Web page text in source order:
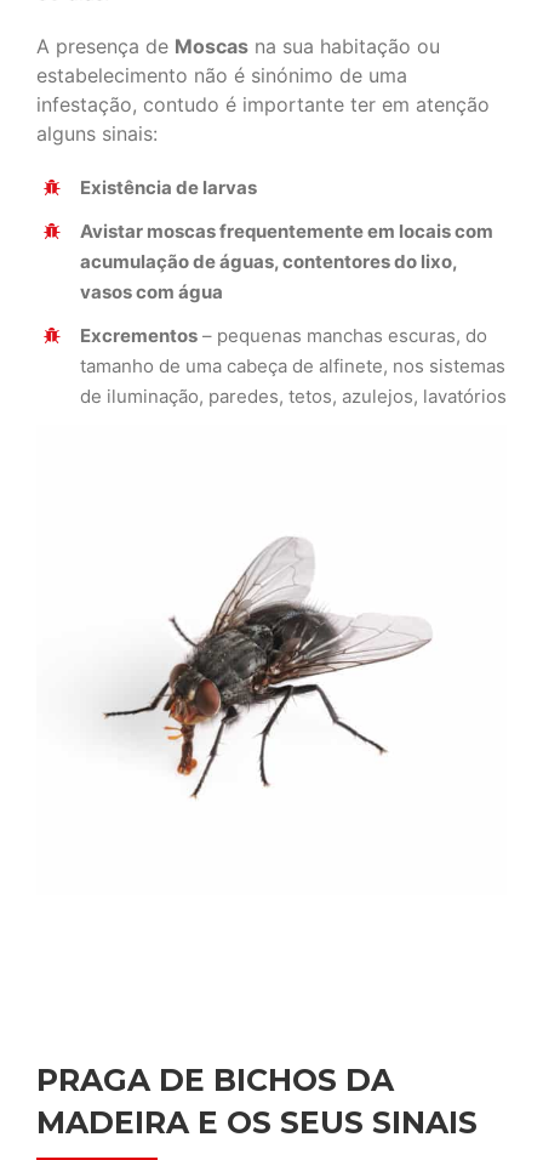
A presença de Moscas na sua habitação ou
estabelecimento não é sinónimo de uma
infestação, contudo é importante ter em atenção
alguns sinais:
Existência de larvas
Avistar moscas frequentemente em locais com
acumulação de águas, contentores do lixo,
vasos com água
Excrementos – pequenas manchas escuras, do
tamanho de uma cabeça de alfinete, nos sistemas
de iluminação, paredes, tetos, azulejos, lavatórios
PRAGA DE BICHOS DA
MADEIRA E OS SEUS SINAIS